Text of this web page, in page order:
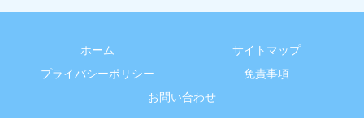
ホーム
サイトマップ
プライバシーポリシー
免責事項
お問い合わせ